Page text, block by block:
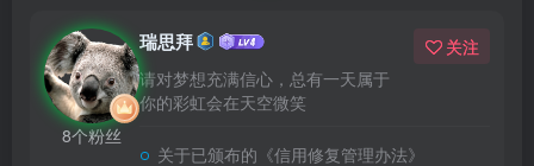
8个粉丝
瑞思拜
请对梦想充满信心，总有一天属于
你的彩虹会在天空微笑
关注
关于已颁布的《信用修复管理办法》